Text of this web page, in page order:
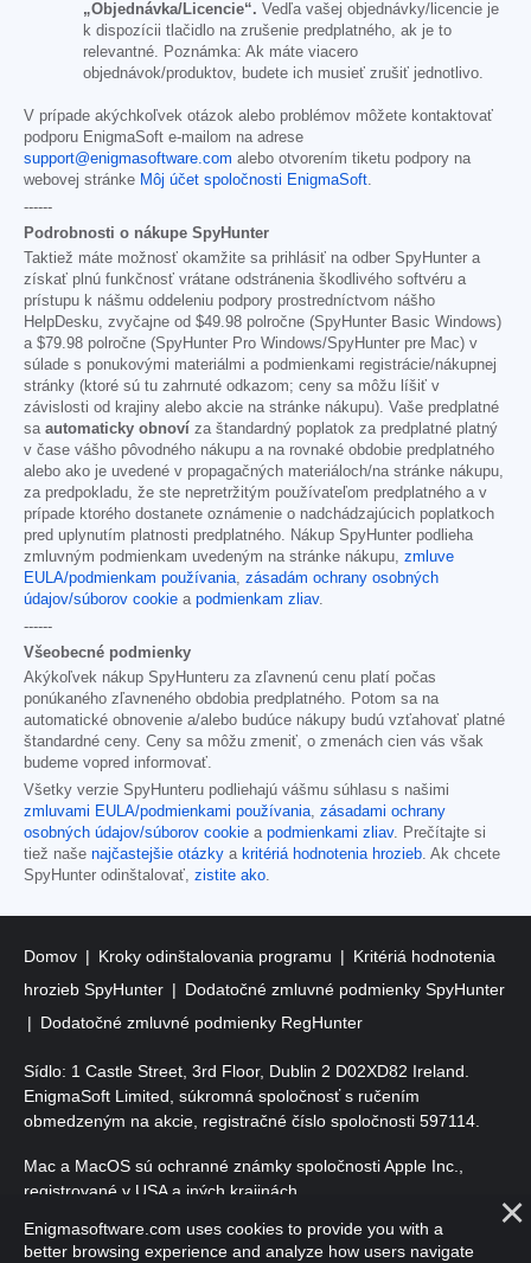
„Objednávka/Licencie“. Vedľa vašej objednávky/licencie je
k dispozícii tlačidlo na zrušenie predplatného, ak je to
relevantné. Poznámka: Ak máte viacero
objednávok/produktov, budete ich musieť zrušiť jednotlivo.
V prípade akýchkoľvek otázok alebo problémov môžete kontaktovať
podporu EnigmaSoft e-mailom na adrese
support@enigmasoftware.com alebo otvorením tiketu podpory na
webovej stránke Môj účet spoločnosti EnigmaSoft.
------
Podrobnosti o nákupe SpyHunter
Taktiež máte možnosť okamžite sa prihlásiť na odber SpyHunter a
získať plnú funkčnosť vrátane odstránenia škodlivého softvéru a
prístupu k nášmu oddeleniu podpory prostredníctvom nášho
HelpDesku, zvyčajne od $49.98 polročne (SpyHunter Basic Windows)
a $79.98 polročne (SpyHunter Pro Windows/SpyHunter pre Mac) v
súlade s ponukovými materiálmi a podmienkami registrácie/nákupnej
stránky (ktoré sú tu zahrnuté odkazom; ceny sa môžu líšiť v
závislosti od krajiny alebo akcie na stránke nákupu). Vaše predplatné
sa automaticky obnoví za štandardný poplatok za predplatné platný
v čase vášho pôvodného nákupu a na rovnaké obdobie predplatného
alebo ako je uvedené v propagačných materiáloch/na stránke nákupu,
za predpokladu, že ste nepretržitým používateľom predplatného a v
prípade ktorého dostanete oznámenie o nadchádzajúcich poplatkoch
pred uplynutím platnosti predplatného. Nákup SpyHunter podlieha
zmluvným podmienkam uvedeným na stránke nákupu, zmluve
EULA/podmienkam používania, zásadám ochrany osobných
údajov/súborov cookie a podmienkam zliav.
------
Všeobecné podmienky
Akýkoľvek nákup SpyHunteru za zľavnenú cenu platí počas
ponúkaného zľavneného obdobia predplatného. Potom sa na
automatické obnovenie a/alebo budúce nákupy budú vzťahovať platné
štandardné ceny. Ceny sa môžu zmeniť, o zmenách cien vás však
budeme vopred informovať.
Všetky verzie SpyHunteru podliehajú vášmu súhlasu s našimi
zmluvami EULA/podmienkami používania, zásadami ochrany
osobných údajov/súborov cookie a podmienkami zliav. Prečítajte si
tiež naše najčastejšie otázky a kritériá hodnotenia hrozieb. Ak chcete
SpyHunter odinštalovať, zistite ako.
Domov Kroky odinštalovania programu
Kritériá hodnotenia
hrozieb SpyHunter
Dodatočné zmluvné podmienky SpyHunter
Dodatočné zmluvné podmienky RegHunter
Sídlo: 1 Castle Street, 3rd Floor, Dublin 2 D02XD82 Ireland.
EnigmaSoft Limited, súkromná spoločnosť s ručením
obmedzeným na akcie, registračné číslo spoločnosti 597114.
Mac a MacOS sú ochranné známky spoločnosti Apple Inc.,
registrované v USA a iných krajinách.
Copyright 2016-2026. EnigmaSoft Ltd. Všetky práva vyhradené.
Enigmasoftware.com uses cookies to provide you with a
better browsing experience and analyze how users navigate